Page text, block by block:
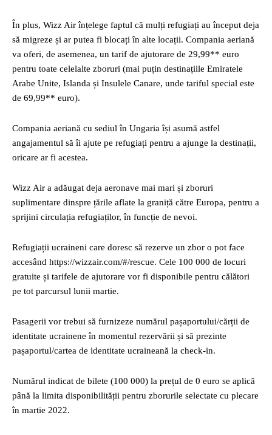
În plus, Wizz Air înțelege faptul că mulți refugiați au început deja
să migreze și ar putea fi blocați în alte locații. Compania aeriană
va oferi, de asemenea, un tarif de ajutorare de 29,99** euro
pentru toate celelalte zboruri (mai puțin destinațiile Emiratele
Arabe Unite, Islanda și Insulele Canare, unde tariful special este
de 69,99** euro).
Compania aeriană cu sediul în Ungaria își asumă astfel
angajamentul să îi ajute pe refugiați pentru a ajunge la destinații,
oricare ar fi acestea.
Wizz Air a adăugat deja aeronave mai mari și zboruri
suplimentare dinspre țările aflate la graniță către Europa, pentru a
sprijini circulația refugiaților, în funcție de nevoi.
Refugiații ucraineni care doresc să rezerve un zbor o pot face
accesând https://wizzair.com/#/rescue. Cele 100 000 de locuri
gratuite și tarifele de ajutorare vor fi disponibile pentru călători
pe tot parcursul lunii martie.
Pasagerii vor trebui să furnizeze numărul pașaportului/cărții de
identitate ucrainene în momentul rezervării și să prezinte
pașaportul/cartea de identitate ucraineană la check-in.
Numărul indicat de bilete (100 000) la prețul de 0 euro se aplică
până la limita disponibilității pentru zborurile selectate cu plecare
în martie 2022.